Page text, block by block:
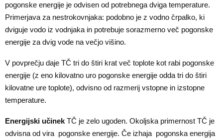
pogonske energije je odvisen od potrebnega dviga temperature.
Primerjava za nestrokovnjaka: podobno je z vodno črpalko, ki
dviguje vodo iz vodnjaka in potrebuje sorazmerno več pogonske
energije za dvig vode na večjo višino.
V povprečju daje TČ tri do štiri krat več toplote kot rabi pogonske
energije (z eno kilovatno uro pogonske energije odda tri do štiri
kilovatne ure toplote), odvisno od razmerij vstopne in izstopne
temperature.
Energijski učinek TČ je zelo ugoden. Okoljska primernost TČ je
odvisna od vira pogonske energije. Če izhaja pogonska energija